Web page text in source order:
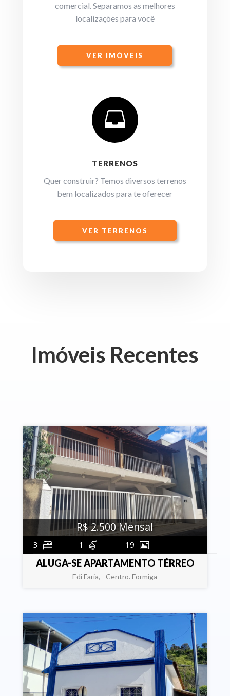
comercial. Separamos as melhores
localizações para você
VER IMÓVEIS

TERRENOS
Quer construir? Temos diversos terrenos
bem localizados para te oferecer
VER TERRENOS
Imóveis Recentes
ALUGA-SE APARTAMENTO TÉRREO
Edi Faria, - Centro. Formiga
3 1 19
R$ 2.500 Mensal